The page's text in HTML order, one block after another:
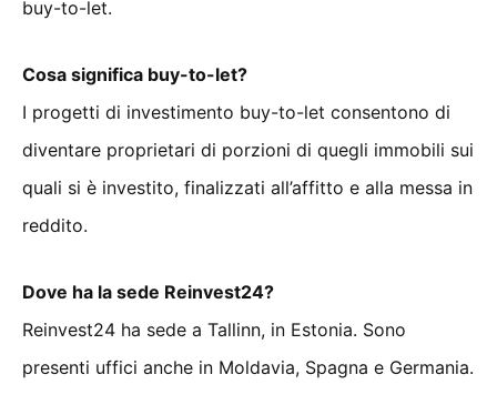
buy-to-let.
Cosa significa buy-to-let?
I progetti di investimento buy-to-let consentono di
diventare proprietari di porzioni di quegli immobili sui
quali si è investito, finalizzati all’affitto e alla messa in
reddito.
Dove ha la sede Reinvest24?
Reinvest24 ha sede a Tallinn, in Estonia. Sono
presenti uffici anche in Moldavia, Spagna e Germania.